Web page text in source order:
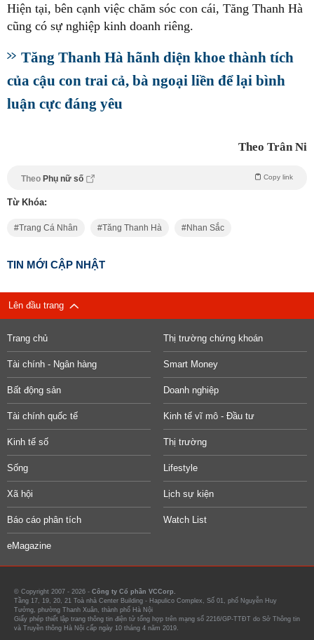
Hiện tại, bên cạnh việc chăm sóc con cái, Tăng Thanh Hà
cũng có sự nghiệp kinh doanh riêng.
Tăng Thanh Hà hãnh diện khoe thành tích
của cậu con trai cả, bà ngoại liền để lại bình
luận cực đáng yêu
Theo Trân Ni
Theo Phụ nữ số Copy link
Từ Khóa:
Trang Cá Nhân Tăng Thanh Hà Nhan Sắc
TIN MỚI CẬP NHẬT
Lên đầu trang
Trang chủ Thị trường chứng khoán
Tài chính - Ngân hàng Smart Money
Bất động sản Doanh nghiệp
Tài chính quốc tế Kinh tế vĩ mô - Đầu tư
Kinh tế số Thị trường
Sống Lifestyle
Xã hội Lịch sự kiện
Báo cáo phân tích Watch List
eMagazine
© Copyright 2007 - 2026 - Công ty Cổ phần VCCorp.
Tầng 17, 19, 20, 21 Toà nhà Center Building - Hapulico Complex, Số 01, phố Nguyễn Huy
Tưởng, phường Thanh Xuân, thành phố Hà Nội
Giấy phép thiết lập trang thông tin điện tử tổng hợp trên mạng số 2216/GP-TTĐT do Sở Thông tin
và Truyền thông Hà Nội cấp ngày 10 tháng 4 năm 2019.